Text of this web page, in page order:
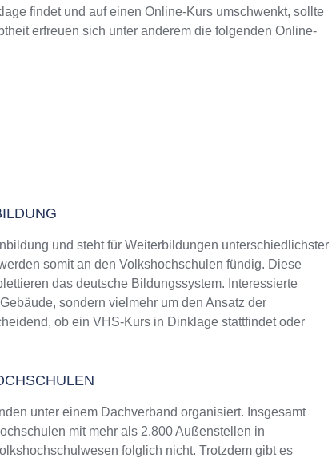
findet und auf einen Online-Kurs umschwenkt, sollte
erfreuen sich unter anderem die folgenden Online-
und steht für Weiterbildungen unterschiedlichster
somit an den Volkshochschulen fündig. Diese
das deutsche Bildungssystem. Interessierte
sondern vielmehr um den Ansatz der
ob ein VHS-Kurs in Dinklage stattfindet oder
unter einem Dachverband organisiert. Insgesamt
mit mehr als 2.800 Außenstellen in
folglich nicht. Trotzdem gibt es